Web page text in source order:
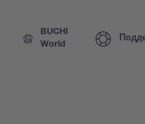
BUCHI
World